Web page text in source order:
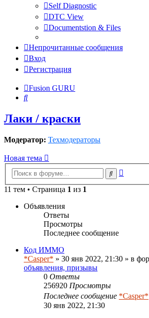
Self Diagnostic
DTC View
Documentstion & Files
Непрочитанные сообщения
Вход
Регистрация
Fusion GURU
Поиск
Лаки / краски
Модератор: Техмодераторы
Новая тема
Поиск
11 тем • Страница 1 из 1
Объявления
Ответы
Просмотры
Последнее сообщение
Код ИММО
*Casper* » 30 янв 2022, 21:30 » в
объявления, призывы
0 Ответы
256920 Просмотры
Последнее сообщение *Casper*
30 янв 2022, 21:30